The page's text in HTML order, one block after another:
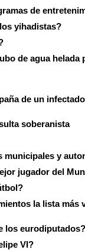
de
yihadistas?
de agua helada
de un
soberanista
municipales y
jugador del
la lista más
los eurodiputados?
VI?